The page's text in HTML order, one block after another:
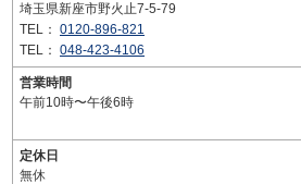
埼玉県新座市野火止7-5-79
TEL： 0120-896-821
TEL： 048-423-4106
営業時間
午前10時〜午後6時
定休日
無休